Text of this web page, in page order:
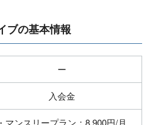
ブの基本情報
ー
入会金
・マンスリープラン：8,900円/月